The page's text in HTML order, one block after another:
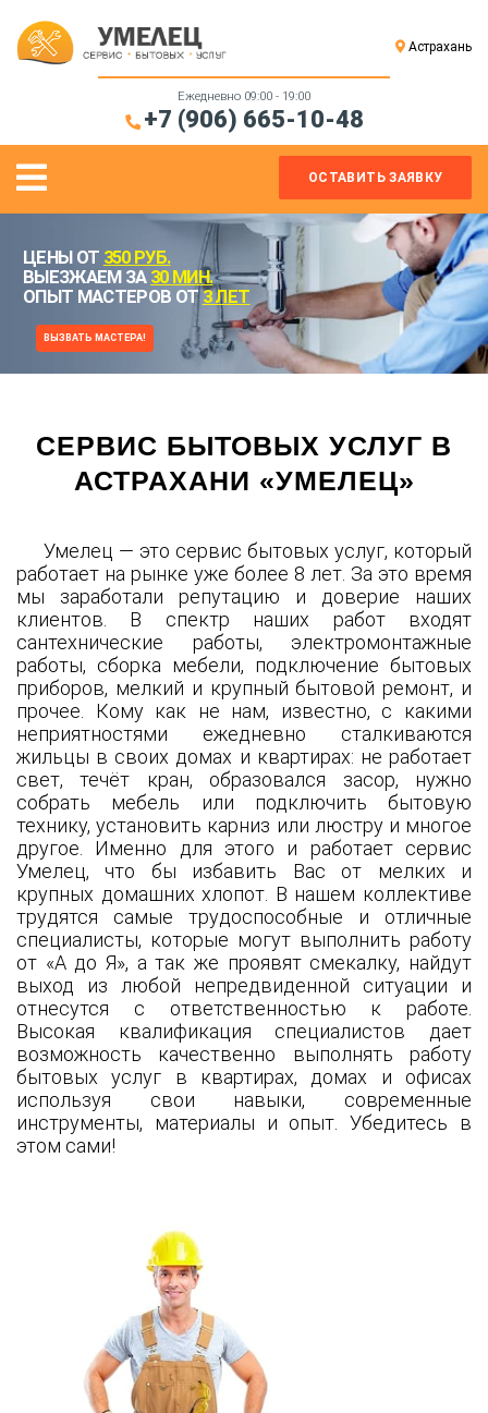
Астрахань
Ежедневно 09:00 - 19:00
+7 (906) 665-10-48
Menu
ОСТАВИТЬ ЗАЯВКУ
ЧАС
САНТЕХНИК
СБОРКА
ЦЕНЫ ОТ 350 РУБ.
ВЫЕЗЖАЕМ ЗА 30 МИН.
ОПЫТ МАСТЕРОВ ОТ3 ЛЕТ
ВЫЗВАТЬ МАСТЕРА!
СЕРВИС БЫТОВЫХ УСЛУГ В
АСТРАХАНИ «УМЕЛЕЦ»
Умелец — это сервис бытовых услуг, который
работает на рынке уже более 8 лет. За это время
мы заработали репутацию и доверие наших
клиентов. В спектр наших работ входят
сантехнические работы, электромонтажные
работы, сборка мебели, подключение бытовых
приборов, мелкий и крупный бытовой ремонт, и
прочее. Кому как не нам, известно, с какими
неприятностями ежедневно сталкиваются
жильцы в своих домах и квартирах: не работает
свет, течёт кран, образовался засор, нужно
собрать мебель или подключить бытовую
технику, установить карниз или люстру и многое
другое. Именно для этого и работает сервис
Умелец, что бы избавить Вас от мелких и
крупных домашних хлопот. В нашем коллективе
трудятся самые трудоспособные и отличные
специалисты, которые могут выполнить работу
от «А до Я», а так же проявят смекалку, найдут
выход из любой непредвиденной ситуации и
отнесутся с ответственностью к работе.
Высокая квалификация специалистов дает
возможность качественно выполнять работу
бытовых услуг в квартирах, домах и офисах
используя свои навыки, современные
инструменты, материалы и опыт. Убедитесь в
этом сами!